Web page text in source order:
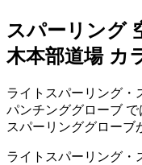
スパーリング
木本部道場 カ
ライトスパーリング・
パンチンググローブ で
スパーリンググローブ
ライトスパーリング・